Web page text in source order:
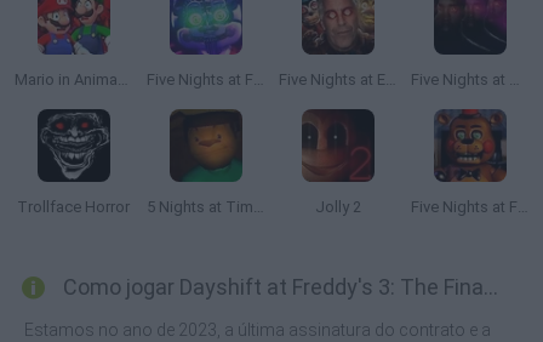
Mario in Animatronic Horror Five Nights at Freddy's 5 Five Nights at Epstein's Five Nights at Diddy's (FNAD)
Trollface Horror 5 Nights at Timoha Jolly 2 Five Nights at Freddy's 3D
Como jogar Dayshift at Freddy's 3: The Final Chapter?
Estamos no ano de 2023, a última assinatura do contrato e a